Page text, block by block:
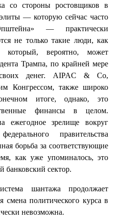
со стороны ростовщиков в
— которую сейчас часто
— практически
не только такие люди, как
который, вероятно, может
Трампа, по крайней мере
денег. AIPAC & Co,
Конгрессом, также широко
итоге, однако, это
финансы в целом.
ежегодное зрелище вокруг
правительства
борьба за соответствующие
как уже упоминалось, это
банковский сектор.
шантажа продолжает
смена политического курса в
невозможна.